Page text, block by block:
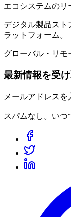
エコシステムのリ
デジタル製品スト
ラットフォーム。
グローバル・リモ
最新情報を受
メールアドレスを
スパムなし。いつ